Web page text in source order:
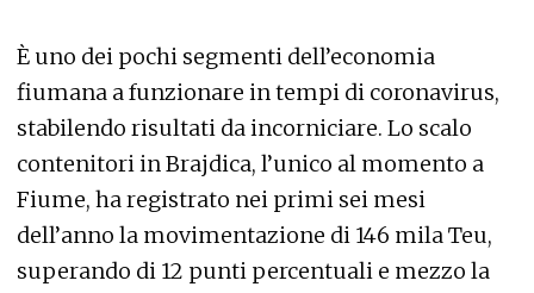
È uno dei pochi segmenti dell’economia
fiumana a funzionare in tempi di coronavirus,
stabilendo risultati da incorniciare. Lo scalo
contenitori in Brajdica, l’unico al momento a
Fiume, ha registrato nei primi sei mesi
dell’anno la movimentazione di 146 mila Teu,
superando di 12 punti percentuali e mezzo la